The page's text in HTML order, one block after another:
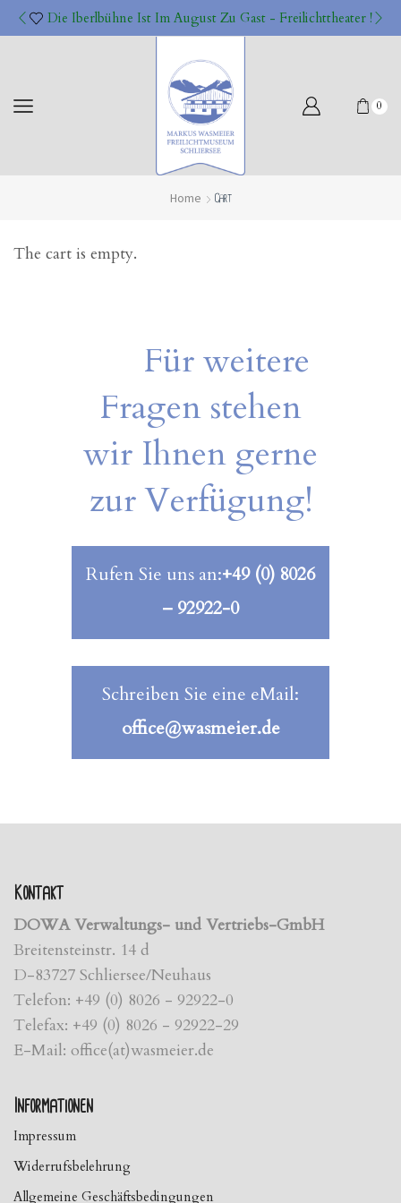
Die Iberlbühne Ist Im August Zu Gast - Freilichttheater !
0
Home Cart
The cart is empty.
Für weitere
Fragen stehen
wir Ihnen gerne
zur Verfügung!
Rufen Sie uns an:+49 (0) 8026
– 92922-0
Schreiben Sie eine eMail:
office@wasmeier.de
Kontakt
DOWA Verwaltungs- und Vertriebs-GmbH
Breitensteinstr. 14 d
D-83727 Schliersee/Neuhaus
Telefon: +49 (0) 8026 - 92922-0
Telefax: +49 (0) 8026 - 92922-29
E-Mail: office(at)wasmeier.de
Informationen
Impressum
Widerrufsbelehrung
Allgemeine Geschäftsbedingungen